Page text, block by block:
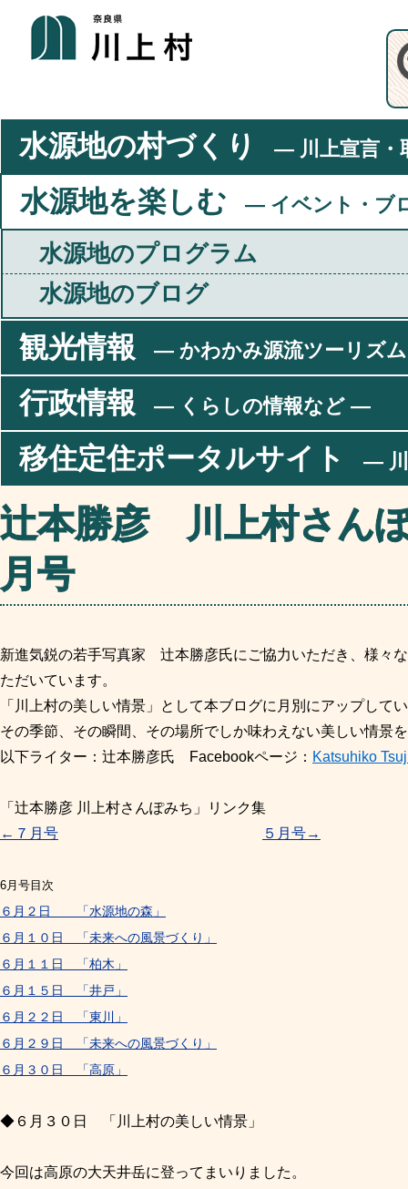
水源地の村づくり ― 川上宣言・
水源地を楽しむ ― イベント・ブ
水源地のプログラム
水源地のブログ
観光情報 ― かわかみ源流ツーリズ
行政情報 ― くらしの情報など ―
移住定住ポータルサイト ―
辻本勝彦 川上村さん
月号
新進気鋭の若手写真家 辻本勝彦氏にご協力いただき
、様々
ただいています。
「川上村の美しい情景」として本ブログに月別にアップして
その季節、その瞬間、その場所でしか味わえない美しい情景
以下ライター：辻本勝彦氏 Facebookページ： Katsuhiko
「辻本勝彦 川上村さんぽみち」リンク集
←７月号
５月号→
6月号目次
６月２日 「水源地の森」
６月１０日 「未来への風景づくり」
６月１１日 「柏木」
６月１５日 「井戸」
６月２２日 「東川」
６月２９日 「未来への風景づくり」
６月３０日 「高原」
◆６月３０日 「川上村の美しい情景」
今回は高原の大天井岳に登ってまいりました。